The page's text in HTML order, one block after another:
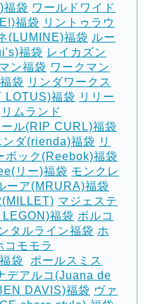
福袋 ワールドワイド
福袋 リントゥラウ
(LUMINE)福袋 ルー
福袋 レイカズン
ン福袋 ワークマン
袋 リンダワークス
LOTUS)福袋 リリー
リムランド
ール(RIP CURL)福袋
ンダ(rienda)福袋 リ
ボック(Reebok)福袋
リー)福袋 モンクレ
ーア(MRURA)福袋
マジェステ
福袋 ボルコ
タルライン福袋 ホ
コモモラ
袋
ポールスミス
デアルコ(Juana de
DAVIS)福袋 ヴァ